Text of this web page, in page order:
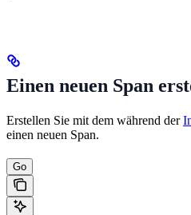
Einen neuen Span
Erstellen Sie mit dem während der
einen neuen Span.
Go